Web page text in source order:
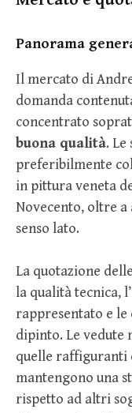
Panorama
Il mercato di
domanda
concentrato
buona qualità.
preferibilmente
in pittura veneta
Novecento, oltre a
senso lato.
La quotazione
la qualità tecnica,
rappresentato e
dipinto. Le vedute
quelle raffiguranti
mantengono una
rispetto ad altri